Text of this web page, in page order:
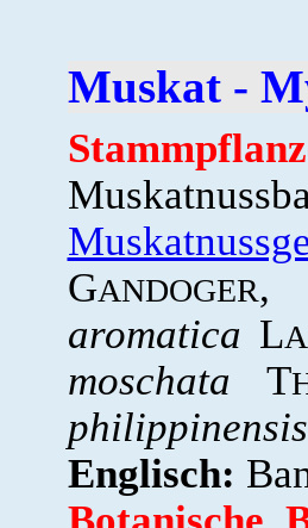
Muskat -
GANDOGER,
aromatica L
moschata T
philippinensis
Englisch: